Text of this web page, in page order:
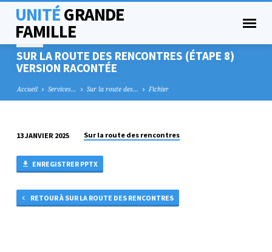
UNITÉGRANDE
FAMILLE
SUR LA ROUTE DES RENCONTRES (ÉTAPE 8)
VERSION RACONTÉE
Accueil Services… Sur la route des… Fichier
SUR
LA
ROUTE
DES
RENCONTRES
13 JANVIER 2025 Sur la route des rencontres
ENREGISTRER PPTX
RETOUR À SUR LA ROUTE DES RENCONTRES